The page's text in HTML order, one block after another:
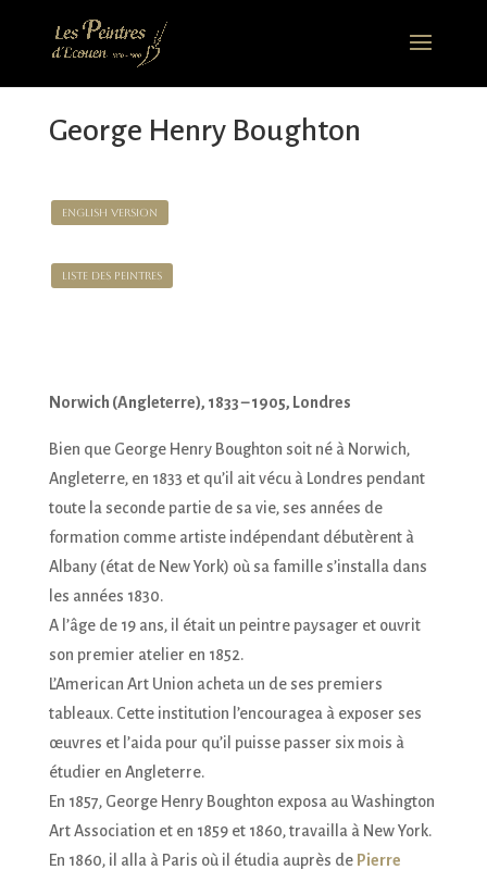
George Henry Boughton
English version
Liste des Peintres
Norwich (Angleterre), 1833 – 1905, Londres
Bien que George Henry Boughton soit né à Norwich,
Angleterre, en 1833 et qu’il ait vécu à Londres pendant
toute la seconde partie de sa vie, ses années de
formation comme artiste indépendant débutèrent à
Albany (état de New York) où sa famille s’installa dans
les années 1830.
A l’âge de 19 ans, il était un peintre paysager et ouvrit
son premier atelier en 1852.
L’American Art Union acheta un de ses premiers
tableaux. Cette institution l’encouragea à exposer ses
œuvres et l’aida pour qu’il puisse passer six mois à
étudier en Angleterre.
En 1857, George Henry Boughton exposa au Washington
Art Association et en 1859 et 1860, travailla à New York.
En 1860, il alla à Paris où il étudia auprès de Pierre